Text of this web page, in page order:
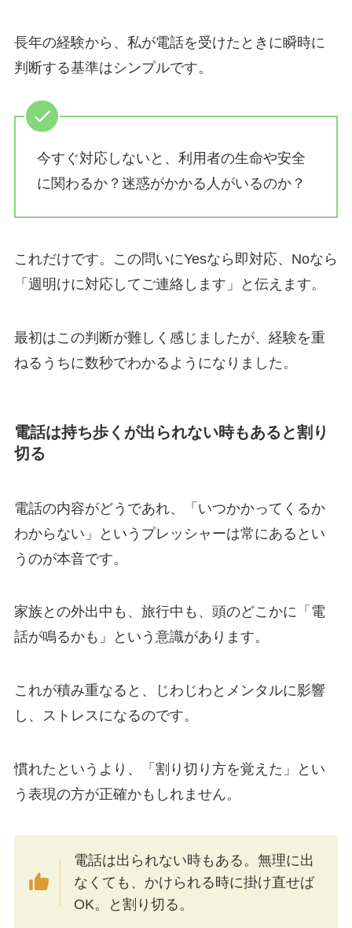
長年の経験から、私が電話を受けたときに瞬時に
判断する基準はシンプルです。
今すぐ対応しないと、利用者の生命や安全
に関わるか？迷惑がかかる人がいるのか？
これだけです。この問いにYesなら即対応、Noなら
「週明けに対応してご連絡します」と伝えます。
最初はこの判断が難しく感じましたが、経験を重
ねるうちに数秒でわかるようになりました。
電話は持ち歩くが出られない時もあると割り
切る
電話の内容がどうであれ、「いつかかってくるか
わからない」というプレッシャーは常にあるとい
うのが本音です。
家族との外出中も、旅行中も、頭のどこかに「電
話が鳴るかも」という意識があります。
これが積み重なると、じわじわとメンタルに影響
し、ストレスになるのです。
慣れたというより、「割り切り方を覚えた」とい
う表現の方が正確かもしれません。
電話は出られない時もある。無理に出
なくても、かけられる時に掛け直せば
OK。と割り切る。